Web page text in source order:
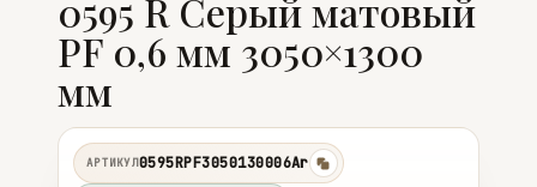
0595 R Серый матовый
PF 0,6 мм 3050×1300
мм
АРТИКУЛ0595RPF3050130006Ar
копировать